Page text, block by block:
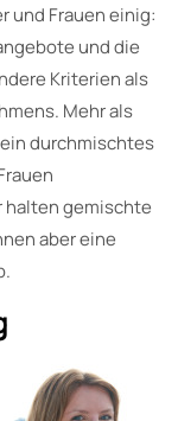
und Frauen einig:
und die
Kriterien als
Mehr als
durchmischtes
halten gemischte
aber eine